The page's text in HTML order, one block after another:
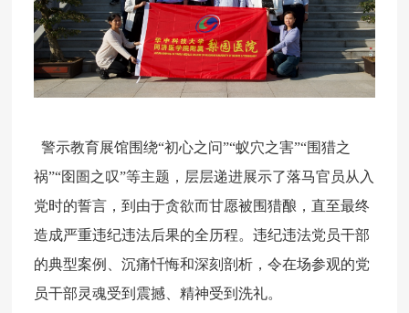
警示教育展馆围绕“初心之问”“蚁穴之害”“围猎之
祸”“囹圄之叹”等主题，层层递进展示了落马官员从入
党时的誓言，到由于贪欲而甘愿被围猎酿，直至最终
造成严重违纪违法后果的全历程。违纪违法党员干部
的典型案例、沉痛忏悔和深刻剖析，令在场参观的党
员干部灵魂受到震撼、精神受到洗礼。